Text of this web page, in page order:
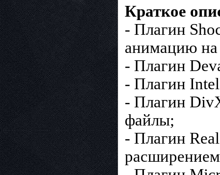
Краткое
- Плагин
анимацию на
- Плагин
- Плагин
- Плагин
файлы;
- Плагин